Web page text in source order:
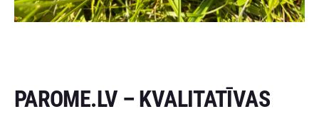
PAROME.LV – KVALITATĪVAS